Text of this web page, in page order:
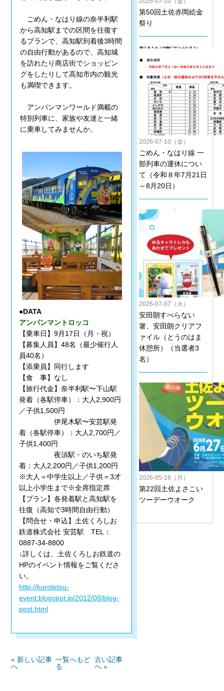
ごめん・なはり線の奈半利駅
から高知駅までの区間を往復す
るプランで、高知駅到着後3時間
の自由行動があるので、高知城
を訪れたり商店街でショッピン
グをしたりして高知市内の観光
も満喫できます。
アンパンマンワールド満載の
特別列車に、家族や友達と一緒
に乗車してみませんか。
●DATA
アンパンマントロッコ
【乗車日】9月17日（月・祝）
【募集人員】48名（最少催行人
員40名）
【添乗員】同行します
【食 事】なし
【旅行代金】奈半利駅〜下山駅
発着（各駅停車）：大人2,900円
／子供1,500円
伊尾木駅〜安芸駅発
着（各駅停車）：大人2,700円／
子供1,400円
夜須駅・のいち駅発
着：大人2,200円／子供1,200円
※大人＝中学生以上／子供＝3才
以上小学生まで※全席指定席
【プラン】各発着駅と高知駅を
往復（高知で3時間自由行動）
【問合せ・申込】土佐くろしお
鉄道株式会社 安芸駅 TEL：
0887-34-8800
↓詳しくは、土佐くろしお鉄道の
HPのイベント情報をご覧くださ
い。
http://kurotetsu-
event.blogspot.jp/2012/08/blog-
post.html
« 新しい記事
へ
一覧へもど
る
古い記事
へ »
第50回土佐赤岡絵金
祭り
2026-07-10（金）
ごめん・なはり線 一
部列車の運休につい
て（令和８年7月21日
～8月20日）
2026-07-07（火）
安田朗すべらない
箸、安田朗クリアフ
ァイル（とうのはま
休憩所）（当選者3
名）
2026-05-18（月）
第22回土佐よさこい
ツーデーウオーク